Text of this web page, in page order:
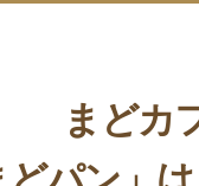
まどカ